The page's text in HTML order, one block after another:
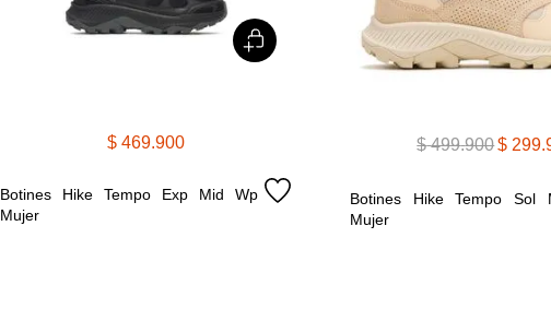
$ 469.900
Botines Hike Tempo Exp Mid Wp
Mujer
$ 499.900$ 299.
Botines Hike Tempo Sol
Mujer